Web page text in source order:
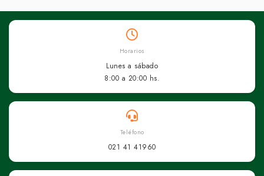
Horarios
Lunes a sábado
8:00 a 20:00 hs.
Teléfono
021 41 41960